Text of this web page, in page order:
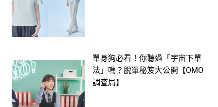
單身狗必看！你聽過「宇宙下單
法」嗎？脫單秘笈大公開【OMO
調查局】